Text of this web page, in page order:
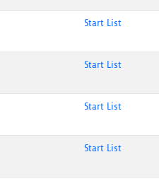
Start List
Start List
Start List
Start List